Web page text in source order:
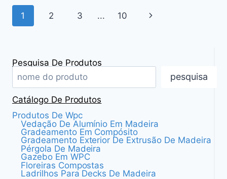
CASA
COM
O
REVESTIMENTO
EXTERNO
DE
WPC
Navegação
página
1 2 3 ... 10
Página
Pesquisa De Produtos
pesquisa
Catálogo De Produtos
Produtos De Wpc
Vedação De Alumínio Em Madeira
Gradeamento Em Compósito
Gradeamento Exterior De Extrusão De Madeira
Pérgola De Madeira
Gazebo Em WPC
Floreiras Compostas
Ladrilhos Para Decks De Madeira